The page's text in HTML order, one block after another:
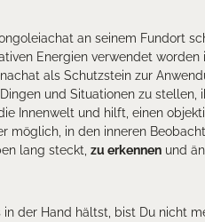
an seinem Fundort
Energien verwendet worden
als Schutzstein zur
und Situationen zu stellen,
Innenwelt und hilft, einen
möglich, in den inneren
lang steckt, zu erkennen und
der Hand hältst, bist Du nicht